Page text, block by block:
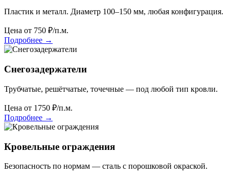
Пластик и металл. Диаметр 100–150 мм, любая конфигурация.
Цена от 750 ₽/п.м.
Подробнее →
Снегозадержатели
Трубчатые, решётчатые, точечные — под любой тип кровли.
Цена от 1750 ₽/п.м.
Подробнее →
Кровельные ограждения
Безопасность по нормам — сталь с порошковой окраской.